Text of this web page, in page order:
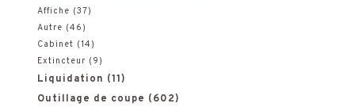
Affiche (37)
Autre (46)
Cabinet (14)
Extincteur (9)
Liquidation (11)
Outillage de coupe (602)